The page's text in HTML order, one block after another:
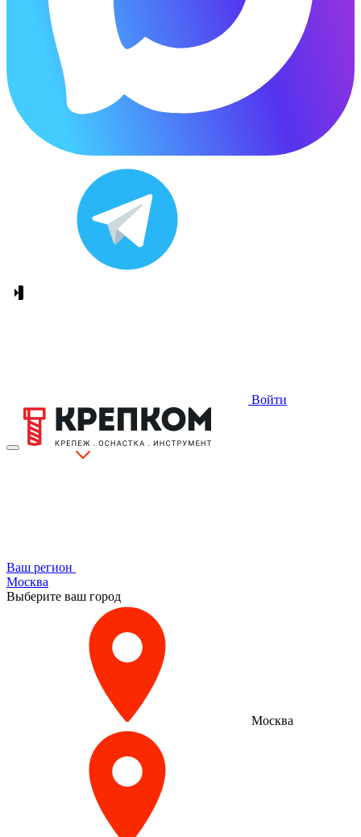
Войти
Ваш регион
Москва
Выберите ваш город
Москва